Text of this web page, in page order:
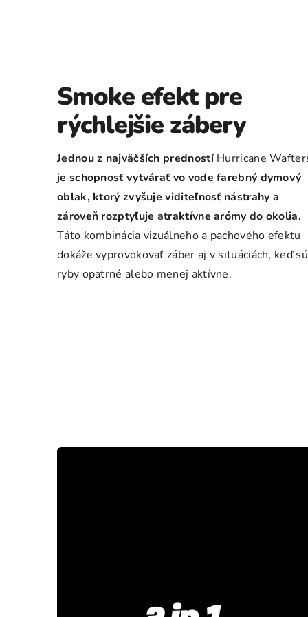
Smoke efekt pre
rýchlejšie zábery
Jednou z najväčších prednostíHurricane
je schopnosť vytvárať vo vode farebný dymový
oblak, ktorý zvyšuje viditeľnosť nástrahy a
zároveň rozptyľuje atraktívne arómy do okolia.
Táto kombinácia vizuálneho a pachového efektu
dokáže vyprovokovať záber aj v situáciách, keď sú
ryby opatrné alebo menej aktívne.